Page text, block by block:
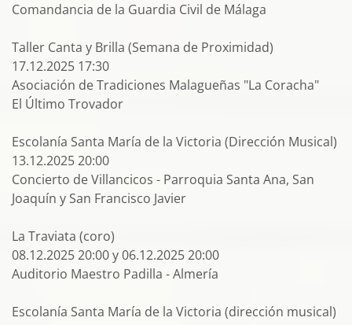
Comandancia de la Guardia Civil de Málaga
Taller Canta y Brilla (Semana de Proximidad)
17.12.2025 17:30
Asociación de Tradiciones Malagueñas "La Coracha"
El Último Trovador
Escolanía Santa María de la Victoria (Dirección Musical)
13.12.2025 20:00
Concierto de Villancicos - Parroquia Santa Ana, San
Joaquín y San Francisco Javier
La Traviata (coro)
08.12.2025 20:00 y 06.12.2025 20:00
Auditorio Maestro Padilla - Almería
Escolanía Santa María de la Victoria (dirección musical)